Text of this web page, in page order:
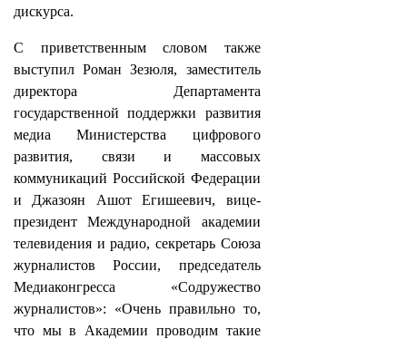
дискурса.
С приветственным словом также
выступил Роман Зезюля, заместитель
директора Департамента
государственной поддержки развития
медиа Министерства цифрового
развития, связи и массовых
коммуникаций Российской Федерации
и Джазоян Ашот Егишеевич, вице-
президент Международной академии
телевидения и радио, секретарь Союза
журналистов России, председатель
Медиаконгресса «Содружество
журналистов»: «Очень правильно то,
что мы в Академии проводим такие